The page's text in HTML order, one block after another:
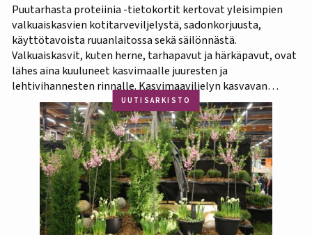
Puutarhasta proteiinia -tietokortit kertovat yleisimpien
valkuaiskasvien kotitarveviljelystä, sadonkorjuusta,
käyttötavoista ruuanlaitossa sekä säilönnästä.
Valkuaiskasvit, kuten herne, tarhapavut ja härkäpavut, ovat
lähes aina kuuluneet kasvimaalle juuresten ja
lehtivihannesten rinnalle. Kasvimaaviljelyn kasvavan
suosion myötä ravitsevien valkuaiskasvien osuutta
viljelykasveina kannattaa korostaa. Puutarhasta proteiinia -
tietokorttisarja on tarkoitettu kotipuutarhureille, jotka
ovat kiinnostuneita lisäämään kasvisproteiinien määrää
lautasellaan. Kotipuutarhassa voi viljellä monia
valkuaiskasveja,…
UUTISARKISTO